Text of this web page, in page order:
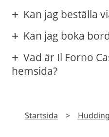
Kan jag beställa
Kan jag boka
Vad är Il Forno
hemsida?
Startsida >